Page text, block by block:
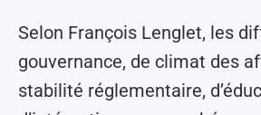
Selon François Lenglet, les
gouvernance, de climat des
stabilité réglementaire,